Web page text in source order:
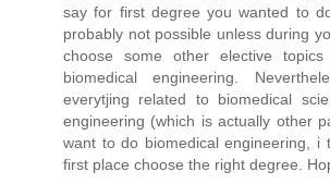
say for first degree you wanted to
probably not possible unless during
choose some other elective
biomedical engineering.
everytjing related to biomedical
engineering (which is actually other
want to do biomedical engineering, i
first place choose the right degree.